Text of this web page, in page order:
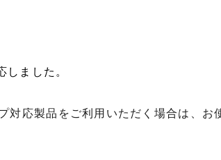
ました。
応製品をご利用いただく場合は、お